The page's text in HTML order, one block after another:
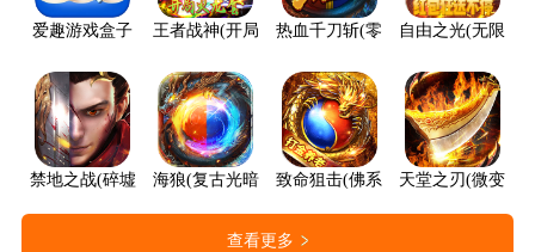
爱趣游戏盒子 王者战神(开局火龙套)热血千刀斩(零氪送赞爆充)
自由之光(无限红
禁地之战(碎墟诸天沉默)海狼(复古光暗福利版)致命狙击(佛系打金养老传奇)
天堂之刃(微变攻
查看更多